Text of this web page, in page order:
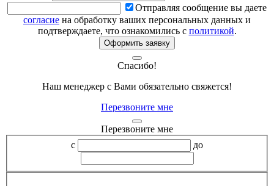
Отправляя сообщение вы даете
согласие на обработку ваших персональных данных и
подтверждаете, что ознакомились с политикой.
Оформить заявку
Спасибо!
Наш менеджер с Вами обязательно свяжется!
Перезвоните мне
Перезвоните мне
с
до